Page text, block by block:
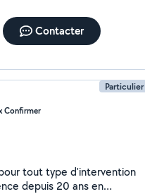
Contacter
Particulier
Confirmer
tout type d'intervention
depuis 20 ans en